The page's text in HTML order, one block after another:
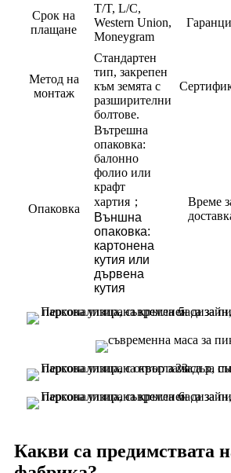
Срок на
плащане
T/T, L/C,
Western Union,
Moneygram
Метод на
монтаж
Стандартен
тип, закрепен
към земята с
разширителни
болтове.
Опаковка
Вътрешна
опаковка:
балонно
фолио или
крафт
хартия ；
Външна
опаковка:
картонена
кутия или
дървена
кутия
Време
Какви са предимствата